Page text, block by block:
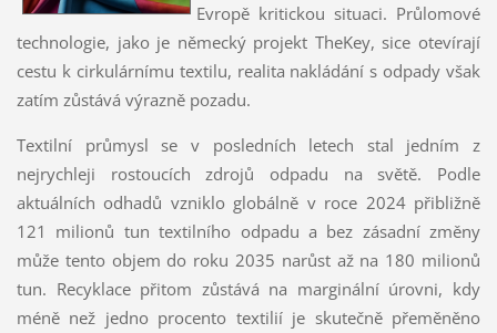
Evropě kritickou situaci. Průlomové
technologie, jako je německý projekt TheKey, sice otevírají
cestu k cirkulárnímu textilu, realita nakládání s odpady však
zatím zůstává výrazně pozadu.
Textilní průmysl se v posledních letech stal jedním z
nejrychleji rostoucích zdrojů odpadu na světě. Podle
aktuálních odhadů vzniklo globálně v roce 2024 přibližně
121 milionů tun textilního odpadu a bez zásadní změny
může tento objem do roku 2035 narůst až na 180 milionů
tun. Recyklace přitom zůstává na marginální úrovni, kdy
méně než jedno procento textilií je skutečně přeměněno